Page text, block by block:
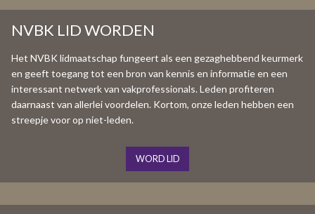
NVBK LID WORDEN
Het NVBK lidmaatschap fungeert als een gezaghebbend keurmerk
en geeft toegang tot een bron van kennis en informatie en een
interessant netwerk van vakprofessionals. Leden profiteren
daarnaast van allerlei voordelen. Kortom, onze leden hebben een
streepje voor op niet-leden.
WORD LID